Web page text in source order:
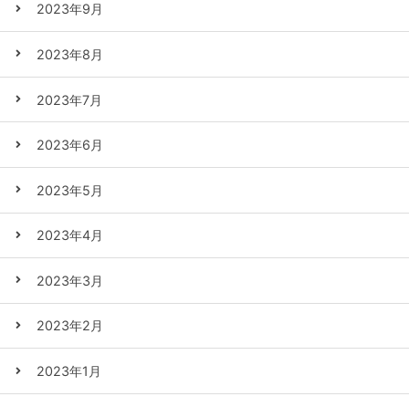
2023年9月
2023年8月
2023年7月
2023年6月
2023年5月
2023年4月
2023年3月
2023年2月
2023年1月